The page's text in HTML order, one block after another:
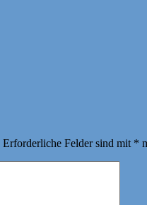
Erforderliche Felder sind mit *